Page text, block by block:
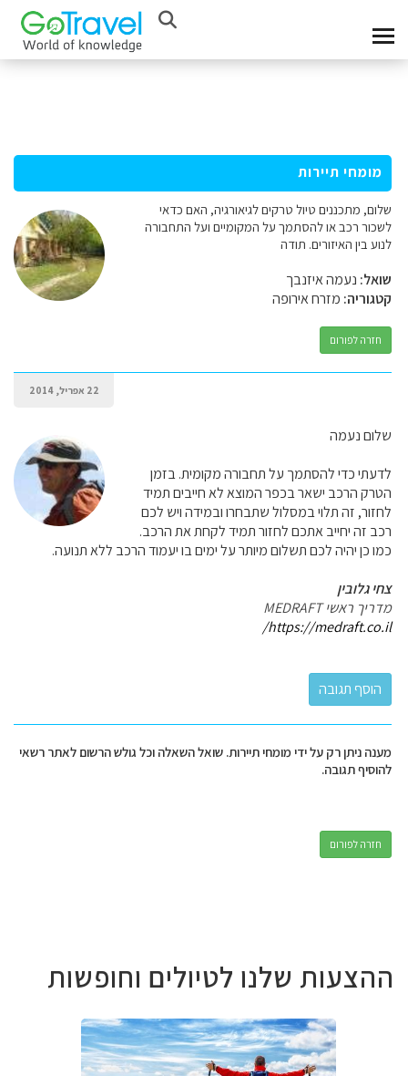
מומחי תיירות
שלום, מתכננים טיול טרקים לגיאורגיה, האם כדאי
לשכור רכב או להסתמך על המקומיים ועל התחבורה
לנוע בין האיזורים. תודה
שואל: נעמה איזנבך
קטגוריה: מזרח אירופה
חזרה לפורום
22 אפריל, 2014
שלום נעמה
לדעתי כדי להסתמך על תחבורה מקומית. בזמן
הטרק הרכב ישאר בכפר המוצא לא חייבים תמיד
לחזור, זה תלוי במסלול שתבחרו ובמידה ויש לכם
רכב זה יחייב אתכם לחזור תמיד לקחת את הרכב.
כמו כן יהיה לכם תשלום מיותר על ימים בו יעמוד הרכב ללא תנועה.
צחי גלובין
מדריך ראשי MEDRAFT
https://medraft.co.il/
מענה ניתן רק על ידי מומחי תיירות. שואל השאלה וכל גולש הרשום לאתר רשאי
להוסיף תגובה.
חזרה לפורום
ההצעות שלנו לטיולים וחופשות